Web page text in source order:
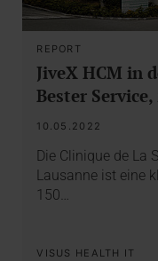
REPORT
JiveX HCM in
Bester
10.05.2022
Die Clinique de La
Lausanne ist eine
150…
VISUS HEALTH IT